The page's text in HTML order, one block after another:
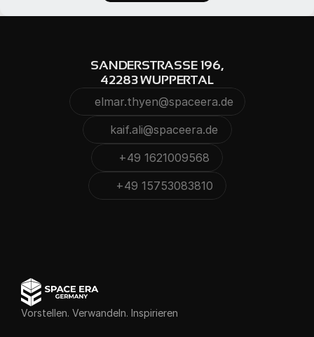
SANDERSTRASSE 196,
42283 WUPPERTAL
Kopieren
Kopiert
elmar.thyen@spaceera.de
Kopieren
Kopiert
kaif.ali@spaceera.de
Kopieren
Kopiert
+49 1621009568
Kopieren
+49 15753083810
Vorstellen. Verwandeln. Inspirieren